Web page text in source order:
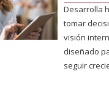
Desarrolla
tomar
visión
diseñado
seguir